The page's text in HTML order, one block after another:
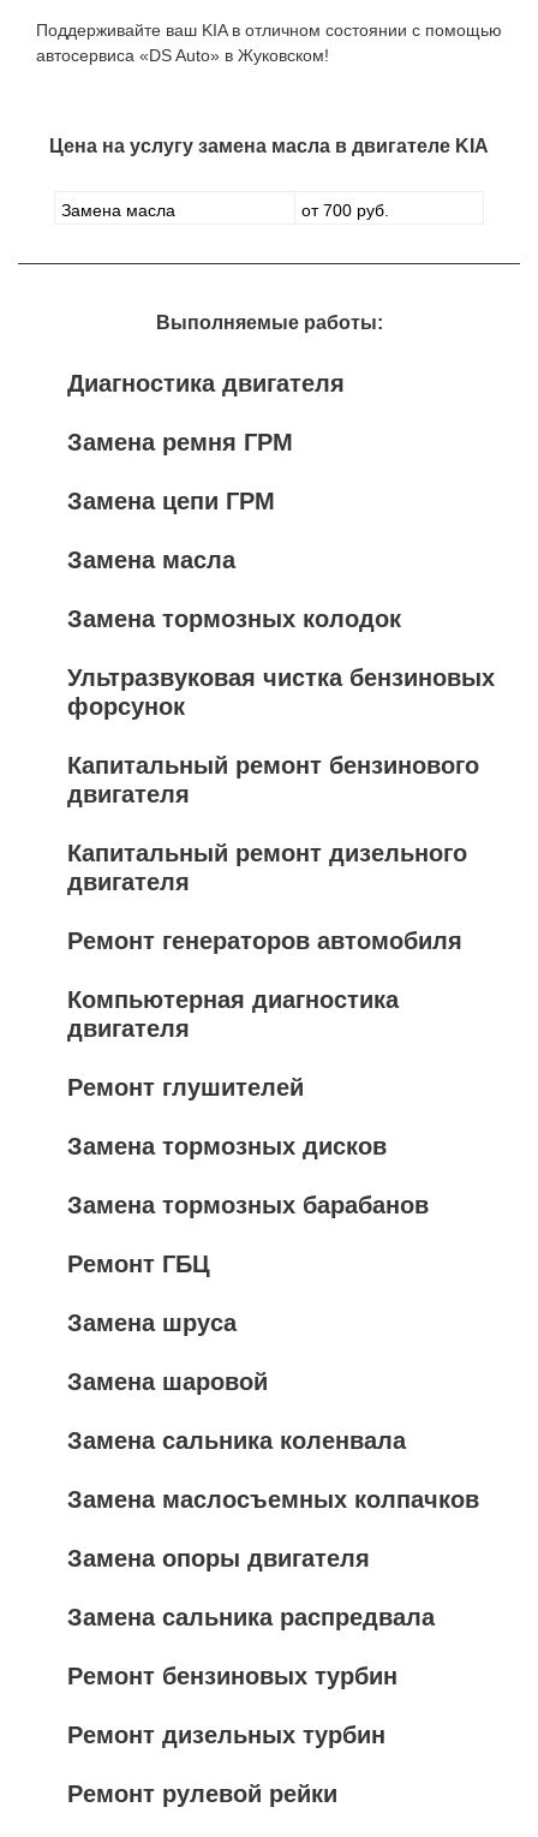
Поддерживайте ваш KIA в отличном состоянии с помощью
автосервиса «DS Auto» в Жуковском!
Цена на услугу замена масла в двигателе KIA
Замена масла от 700 руб.
Выполняемые работы:
Диагностика двигателя
Замена ремня ГРМ
Замена цепи ГРМ
Замена масла
Замена тормозных колодок
Ультразвуковая чистка бензиновых
форсунок
Капитальный ремонт бензинового
двигателя
Капитальный ремонт дизельного
двигателя
Ремонт генераторов автомобиля
Компьютерная диагностика
двигателя
Ремонт глушителей
Замена тормозных дисков
Замена тормозных барабанов
Ремонт ГБЦ
Замена шруса
Замена шаровой
Замена сальника коленвала
Замена маслосъемных колпачков
Замена опоры двигателя
Замена сальника распредвала
Ремонт бензиновых турбин
Ремонт дизельных турбин
Ремонт рулевой рейки